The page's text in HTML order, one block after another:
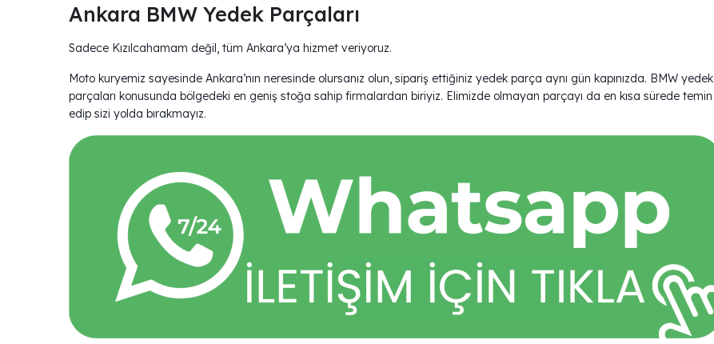
Ankara BMW Yedek Parçaları
Sadece Kızılcahamam değil, tüm Ankara’ya hizmet veriyoruz.
Moto kuryemiz sayesinde Ankara’nın neresinde olursanız olun, sipariş ettiğiniz yedek parça aynı gün kapınızda. BMW yedek
parçaları konusunda bölgedeki en geniş stoğa sahip firmalardan biriyiz. Elimizde olmayan parçayı da en kısa sürede temin
edip sizi yolda bırakmayız.